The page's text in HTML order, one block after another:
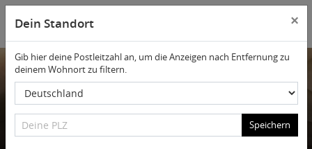
Sammelstellen
Dein Standort ×
Gib hier deine Postleitzahl an, um die Anzeigen nach Entfernung zu
deinem Wohnort zu filtern.
Deine PLZ
Deine PLZ Speichern